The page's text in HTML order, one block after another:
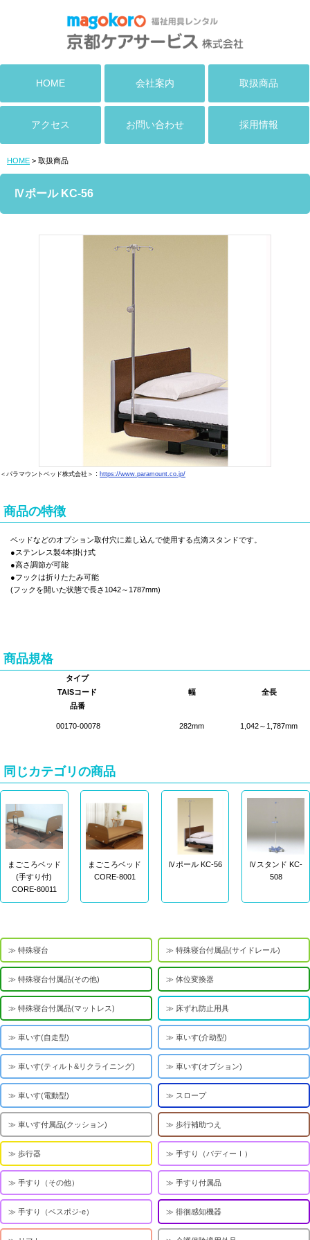
HOME 会社案内 取扱商品
アクセス お問い合わせ 採用情報
HOME > 取扱商品
Ⅳポール KC-56
＜パラマウントベッド株式会社＞ : https://www.paramount.co.jp/
商品の特徴
ベッドなどのオプション取付穴に差し込んで使用する点滴スタンドです。
●ステンレス製4本掛け式
●高さ調節が可能
●フックは折りたたみ可能
(フックを開いた状態で長さ1042～1787mm)
商品規格
タイプ
幅
全長
TAISコード
品番
282mm 1,042～1,787mm
00170-00078
同じカテゴリの商品
まごころベッド
(手すり付)
CORE-80011
まごころベッド
CORE-8001
Ⅳポール KC-56
Ⅳスタンド KC-
508
特殊寝台 特殊寝台付属品(サイドレール)
特殊寝台付属品(その他) 体位変換器
特殊寝台付属品(マットレス) 床ずれ防止用具
車いす(自走型) 車いす(介助型)
車いす(ティルト&リクライニング) 車いす(オプション)
車いす(電動型) スロープ
車いす付属品(クッション) 歩行補助つえ
歩行器 手すり（バディーⅠ）
手すり（その他） 手すり付属品
手すり（ベスポジ-e） 徘徊感知機器